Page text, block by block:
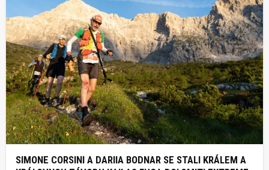
SIMONE CORSINI A DARIIA BODNAR SE STALI KRÁLEM A